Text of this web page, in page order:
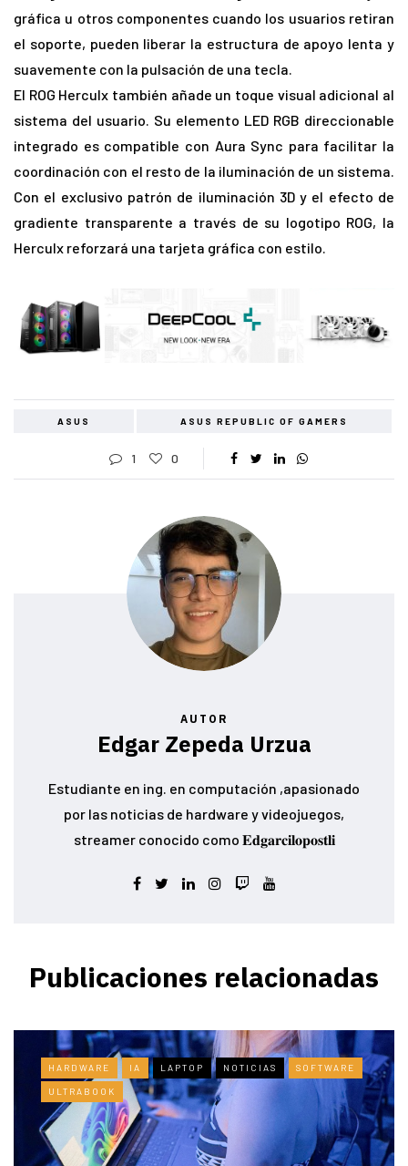
gráfica u otros componentes cuando los usuarios retiran
el soporte, pueden liberar la estructura de apoyo lenta y
suavemente con la pulsación de una tecla.
El ROG Herculx también añade un toque visual adicional al
sistema del usuario. Su elemento LED RGB direccionable
integrado es compatible con Aura Sync para facilitar la
coordinación con el resto de la iluminación de un sistema.
Con el exclusivo patrón de iluminación 3D y el efecto de
gradiente transparente a través de su logotipo ROG, la
Herculx reforzará una tarjeta gráfica con estilo.
ASUS ASUS REPUBLIC OF GAMERS
1 0
AUTOR
Edgar Zepeda Urzua
Estudiante en ing. en computación ,apasionado
por las noticias de hardware y videojuegos,
streamer conocido como 𝐄𝐝𝐠𝐚𝐫𝐜𝐢𝐥𝐨𝐩𝐨𝐬𝐭𝐥𝐢
Publicaciones relacionadas
HARDWARE IA LAPTOP NOTICIAS SOFTWARE
ULTRABOOK